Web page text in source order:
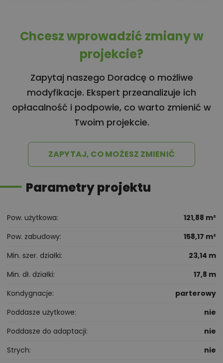
Chcesz wprowadzić zmiany w
projekcie?
Zapytaj naszego Doradcę o możliwe
modyfikacje. Ekspert przeanalizuje ich
opłacalność i podpowie, co warto zmienić w
Twoim projekcie.
ZAPYTAJ, CO MOŻESZ ZMIENIĆ
Parametry projektu
Pow. użytkowa
121,88 m²
Pow. zabudowy
158,17 m²
Min. szer. działki
23,14 m
Min. dł. działki
17,8 m
Kondygnacje
parterowy
Poddasze użytkowe
nie
Poddasze do adaptacji
nie
Strych
nie